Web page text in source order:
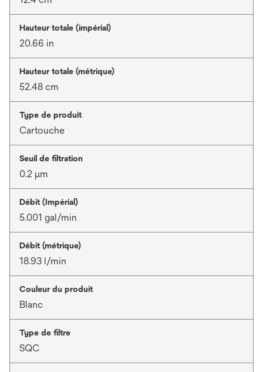
Hauteur totale (impérial)
20.66 in
Hauteur totale (métrique)
52.48 cm
Type de produit
Cartouche
Seuil de filtration
0.2 μm
Débit (Impérial)
5.001 gal/min
Débit (métrique)
18.93 l/min
Couleur du produit
Blanc
Type de filtre
SQC